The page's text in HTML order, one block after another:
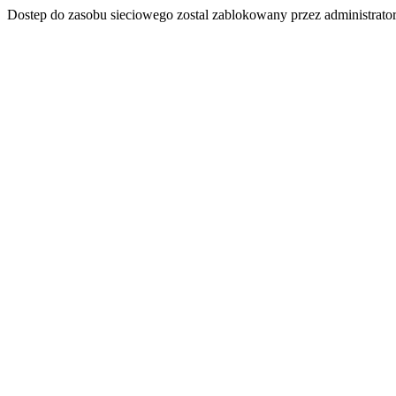
Dostep do zasobu sieciowego zostal zablokowany przez